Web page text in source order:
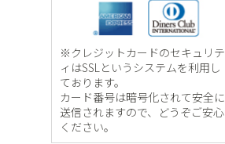
※クレジットカードのセキュリテ
ィはSSLというシステムを利用し
ております。
カード番号は暗号化されて安全に
送信されますので、どうぞご安心
ください。